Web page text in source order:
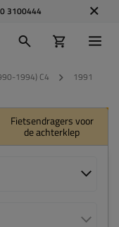
3100444
1994) C4 1991
Fietsendragers voor
de achterklep